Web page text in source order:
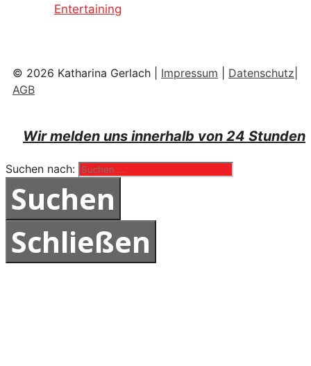
Entertaining
© 2026 Katharina Gerlach | Impressum Datenschutz
AGB
Wir melden uns innerhalb von 24 Stunden
Suchen nach:
Schließen